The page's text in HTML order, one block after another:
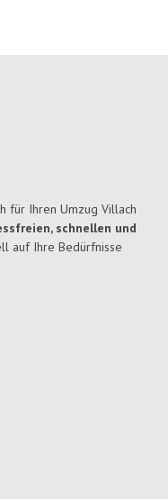
für Ihren Umzug Villach
schnellen und
auf Ihre Bedürfnisse